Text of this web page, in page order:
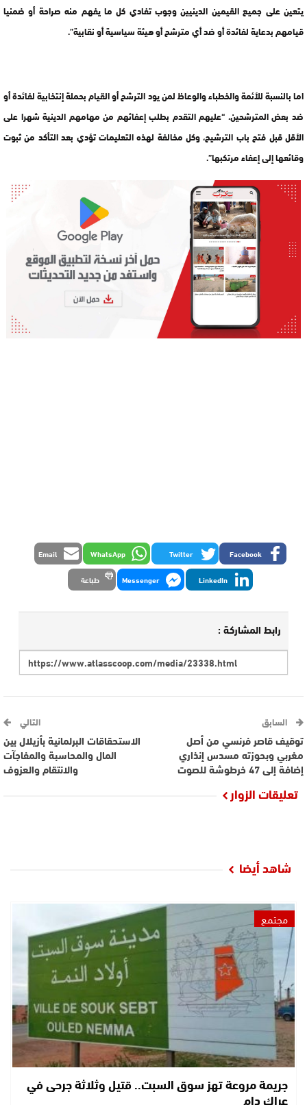
يتعين على جميع القيمين الدينيين وجوب تفادي كل ما يفهم منه صراحة أو ضمنيا
قيامهم بدعاية لفائدة أو ضد أي مترشح أو هيئة سياسية أو نقابية”.
اما بالنسبة للأئمة والخطباء والوعاظ لمن يود الترشح أو القيام بحملة إنتخابية لفائدة أو
ضد بعض المترشحين، “عليهم التقدم بطلب إعفائهم من مهامهم الدينية شهرا على
الأقل قبل فتح باب الترشيح، وكل مخالفة لهذه التعليمات تؤدي بعد التأكد من ثبوت
وقائعها إلى إعفاء مرتكبها”.
Facebook
Twitter
WhatsApp
Email
LinkedIn
Messenger طباعة
رابط المشاركة :
السابق
توقيف قاصر فرنسي من أصل
مغربي وبحوزته مسدس إنذاري
إضافة إلى 47 خرطوشة للصوت
التالي
الاستحقاقات البرلمانية بأزيلال بين
المال والمحاسبة والمفاجآت
والانتقام والعزوف
تعليقات الزوار
شاهد أيضا
مجتمع
جريمة مروعة تهز سوق السبت.. قتيل وثلاثة جرحى في
عراك دام